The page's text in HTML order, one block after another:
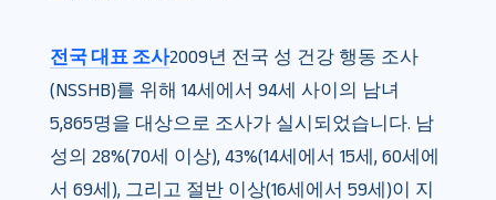
전국 대표 조사2009년 전국 성 건강 행동 조사
(NSSHB)를 위해 14세에서 94세 사이의 남녀
5,865명을 대상으로 조사가 실시되었습니다. 남
성의 28%(70세 이상), 43%(14세에서 15세, 60세에
서 69세), 그리고 절반 이상(16세에서 59세)이 지